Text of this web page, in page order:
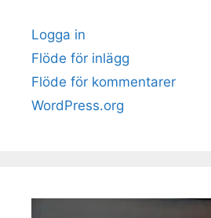
Logga in
Flöde för inlägg
Flöde för kommentarer
WordPress.org